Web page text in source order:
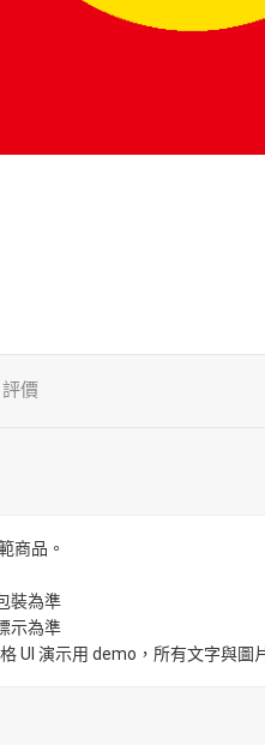
評價
商品。
裝為準
示為準
UI 演示用 demo，所有文字與